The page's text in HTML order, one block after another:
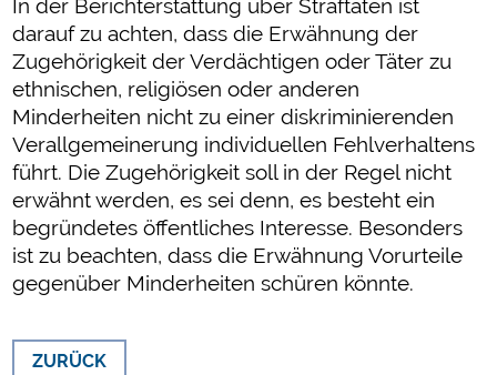
In der Berichterstattung über Straftaten ist
darauf zu achten, dass die Erwähnung der
Zugehörigkeit der Verdächtigen oder Täter zu
ethnischen, religiösen oder anderen
Minderheiten nicht zu einer diskriminierenden
Verallgemeinerung individuellen Fehlverhaltens
führt. Die Zugehörigkeit soll in der Regel nicht
erwähnt werden, es sei denn, es besteht ein
begründetes öffentliches Interesse. Besonders
ist zu beachten, dass die Erwähnung Vorurteile
gegenüber Minderheiten schüren könnte.
ZURÜCK